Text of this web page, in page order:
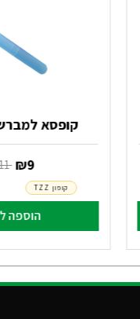
קופסא
‏ ₪ 9
הוספה
קופון TZZ